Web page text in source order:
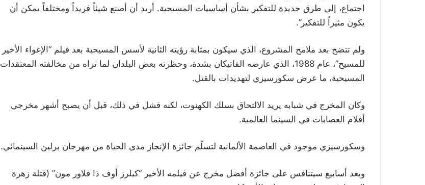
اجتماع، إلى طرق جديدة للتفكير بشأن أساسيات المسيحية. أريد أن أصنع شيئاً فريداً ومختلفاً يمكن أن
يكون مثيراً للتفكير”.
ولم تتضح بعد ملامح المشروع، الذي سيكون بمثابة رؤيته الثانية لأسس المسيحية بعد فيلم “الإغواء الأخير
للمسيح”، عام 1988، الذي عارضه الفاتيكان بشدة، وحظرته بعض البلدان لما تراه من مخالفته المعتقدات
المسيحية، ما عرض سكورسيزي لتهديدات بالقتل.
وكان المخرج في شبابه يريد الالتحاق بسلك الكهنوت، لكنه فشل في ذلك، قبل أن يصبح أشهر مخرجي
أفلام العصابات في السينما العالمية.
وسكورسيزي موجود في العاصمة الألمانية لتسلّم جائزة الإنجاز مدى الحياة من مهرجان برلين السينمائي.
وبعد أسابيع سيتنافس على جائزة أفضل مخرج عن فيلمه الأخير “كيلرز أوف ذا فلاور مون” (قتلة زهرة